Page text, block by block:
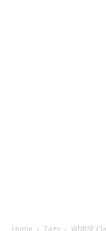
Home Tags WBBSE